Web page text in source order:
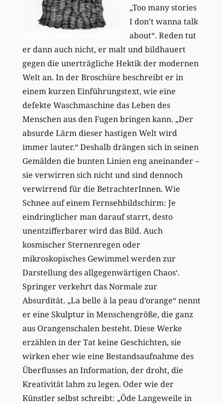
„Too many stories
I don’t wanna talk
about“. Reden tut
er dann auch nicht, er malt und bildhauert
gegen die unerträgliche Hektik der modernen
Welt an. In der Broschüre beschreibt er in
einem kurzen Einführungstext, wie eine
defekte Waschmaschine das Leben des
Menschen aus den Fugen bringen kann. „Der
absurde Lärm dieser hastigen Welt wird
immer lauter.“ Deshalb drängen sich in seinen
Gemälden die bunten Linien eng aneinander –
sie verwirren sich nicht und sind dennoch
verwirrend für die BetrachterInnen. Wie
Schnee auf einem Fernsehbildschirm: Je
eindringlicher man darauf starrt, desto
unentzifferbarer wird das Bild. Auch
kosmischer Sternenregen oder
mikroskopisches Gewimmel werden zur
Darstellung des allgegenwärtigen Chaos‘.
Springer verkehrt das Normale zur
Absurdität. „La belle à la peau d’orange“ nennt
er eine Skulptur in Menschengröße, die ganz
aus Orangenschalen besteht. Diese Werke
erzählen in der Tat keine Geschichten, sie
wirken eher wie eine Bestandsaufnahme des
Überflusses an Information, der droht, die
Kreativität lahm zu legen. Oder wie der
Künstler selbst schreibt: „Öde Langeweile in